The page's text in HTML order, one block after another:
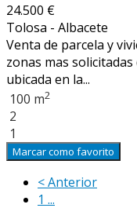
24.500 €
Tolosa - Albacete
Venta de parcela y
zonas mas
ubicada en la...
100 m2
2
1
Marcar como favorito
< Anterior
1 ...